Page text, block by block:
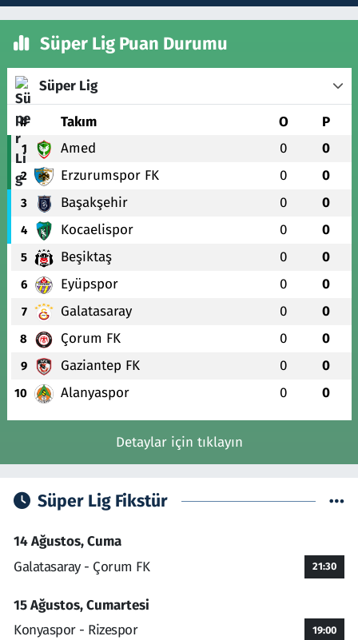
Süper Lig Puan Durumu
Süper Lig
# Takım O P
1 Amed 0 0
2 Erzurumspor FK 0 0
3 Başakşehir 0 0
4 Kocaelispor 0 0
5 Beşiktaş 0 0
6 Eyüpspor 0 0
7 Galatasaray 0 0
8 Çorum FK 0 0
9 Gaziantep FK 0 0
10 Alanyaspor 0 0
Detaylar için tıklayın
Süper Lig Fikstür
14 Ağustos, Cuma
Galatasaray - Çorum FK
21:30
15 Ağustos, Cumartesi
Konyaspor - Rizespor
19:00